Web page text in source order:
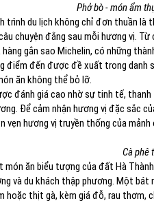
Phở bò - món ẩm
trình du lịch không chỉ đơn thuần là
chuyện đằng sau mỗi hương vị.
gắn sao Michelin, có những
điểm đến được đề xuất trong danh
ăn không thể bỏ lỡ.
đánh giá cao nhờ sự tinh tế,
Để cảm nhận hương vị đặc sắc
vẹn hương vị truyền thống của mảnh
Cà phê
món ăn biểu tượng của đất Hà
và du khách thập phương. Một
hoặc thịt gà, kèm giá đỗ, rau